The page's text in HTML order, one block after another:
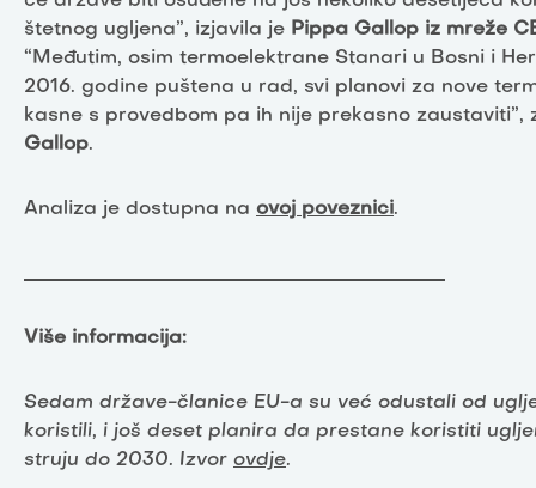
štetnog ugljena”, izjavila je Pippa Gallop iz mreže
“Međutim, osim termoelektrane Stanari u Bosni i
2016. godine puštena u rad, svi planovi za nove
kasne s provedbom pa ih nije prekasno zaustaviti”,
Gallop.
Analiza je dostupna na ovoj poveznici.
Više informacija:
Sedam države-članice EU-a su već odustali od
koristili, i još deset planira da prestane koristiti
struju do 2030. Izvor ovdje.